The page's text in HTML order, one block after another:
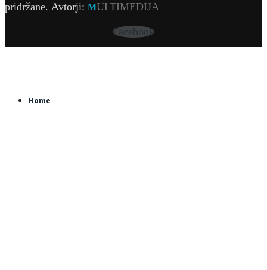
pridržane. Avtorji: MULTIMEDIJA
Facebook
Home